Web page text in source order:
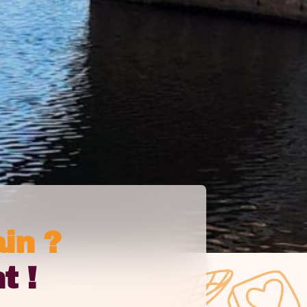
?
!